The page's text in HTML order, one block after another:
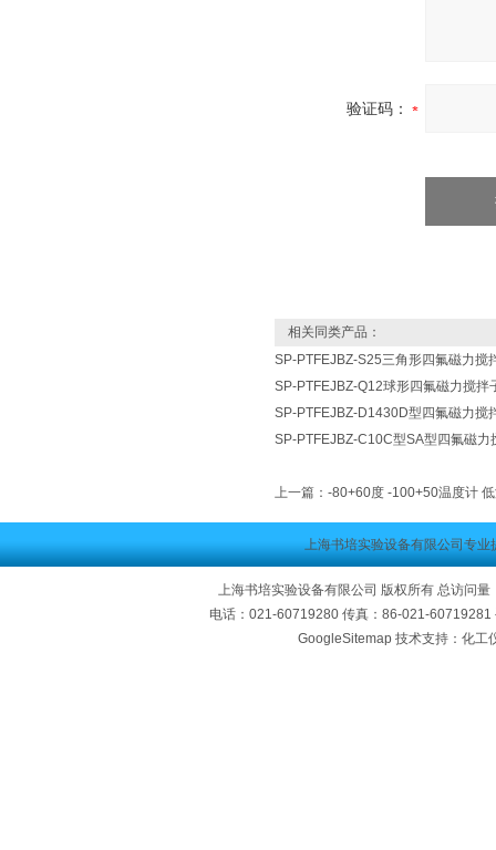
验证码：
相关同类产品：
SP-PTFEJBZ-S25三角形四氟磁力搅
SP-PTFEJBZ-Q12球形四氟磁力搅拌
SP-PTFEJBZ-D1430D型四氟磁力搅
SP-PTFEJBZ-C10C型SA型四氟磁力
上一篇： -80+60度 -100+50温度计
上海书培实验设备有限公司专业
上海书培实验设备有限公司 版权所有 总访问量
电话：021-60719280 传真：86-021-
GoogleSitemap技术支持：化工